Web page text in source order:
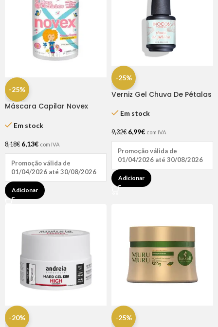
-25%
Máscara Capilar Novex
Em stock
8,18€ 6,13€ com IVA
Promoção válida de
01/04/2026 até 30/08/2026
Adicionar
-25%
Verniz Gel Chuva De Pétalas
Em stock
9,32€ 6,99€ com IVA
Promoção válida de
01/04/2026 até 30/08/2026
Adicionar
-20% -25%